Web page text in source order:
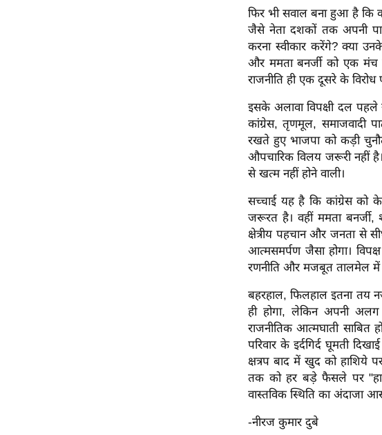
फिर भी सवाल बना हुआ है कि
जैसे नेता दशकों तक अपनी
करना स्वीकार करेंगे? क्या
और ममता बनर्जी को एक
राजनीति ही एक दूसरे के विरोध
इसके अलावा विपक्षी दल
कांग्रेस, तृणमूल, समाजवादी
रखते हुए भाजपा को कड़ी
औपचारिक विलय जरूरी नहीं
से खत्म नहीं होने वाली।
सच्चाई यह है कि कांग्रेस को
जरूरत है। वहीं ममता
क्षेत्रीय पहचान और जनता से
आत्मसमर्पण जैसा होगा।
रणनीति और मजबूत तालमेल में
बहरहाल, फिलहाल इतना तय
ही होगा, लेकिन अपनी
राजनीतिक आत्मघाती साबित
परिवार के इर्दगिर्द घूमती
क्षत्रप बाद में खुद को हाशिये
तक को हर बड़े फैसले पर
वास्तविक स्थिति का अंदाजा
-नीरज कुमार दुबे